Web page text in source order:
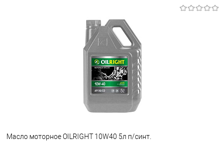
В наличии
Масло моторное OILRIGHT 10W40 5л п/синт.